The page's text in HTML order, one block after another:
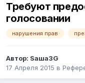
Требуют
голосовании
нарушения прав
Автор: Sаша3G
17 Апреля 2015 в